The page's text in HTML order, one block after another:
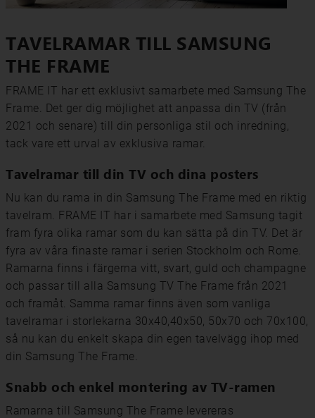
TAVELRAMAR TILL SAMSUNG
THE FRAME
FRAME IT har ett exklusivt samarbete med Samsung The
Frame. Det ger dig möjlighet att anpassa din TV (från
2021 och senare) till din personliga stil och inredning,
tack vare ett urval av exklusiva ramar.
Tavelramar till din TV och dina posters
Nu kan du rama in din Samsung The Frame med en riktig
tavelram. FRAME IT har i samarbete med Samsung tagit
fram fyra olika ramar som du kan sätta på din TV. Det är
fyra av våra finaste ramar i serien Stockholm och Rome.
Ramarna finns i färgerna vitt, svart, guld och champagne
och passar till alla Samsung TV The Frame från 2021
och framåt. Samma ramar finns även som vanliga
tavelramar i storlekarna 30x40,40x50, 50x70 och 70x100,
så nu kan du enkelt skapa din egen tavelvägg ihop med
din Samsung The Frame.
Snabb och enkel montering av TV-ramen
Ramarna till Samsung The Frame levereras